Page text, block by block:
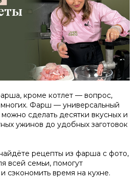
кроме котлет — вопрос,
многих. Фарш — универсальный
сделать десятки вкусных и
ужинов до удобных заготовок
рецепты из фарша с фото,
всей семьи, помогут
сэкономить время на кухне.